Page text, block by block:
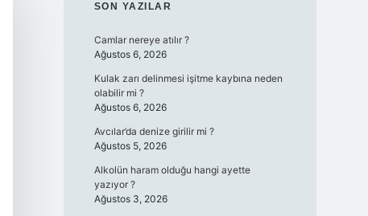
SIDEBAR
SON YAZILAR
Camlar nereye atılır ?
Ağustos 6, 2026
Kulak zarı delinmesi işitme kaybına neden
olabilir mi ?
Ağustos 6, 2026
Avcılar’da denize girilir mi ?
Ağustos 5, 2026
Alkolün haram olduğu hangi ayette
yazıyor ?
Ağustos 3, 2026